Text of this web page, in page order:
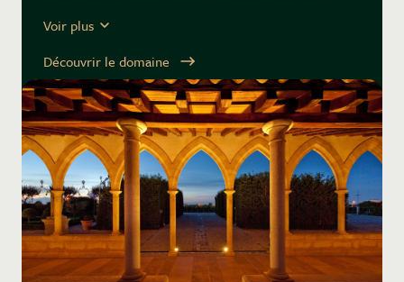
la saga de Château La Mission Haut-Brion Blanc.
Voir plus
Découvrir le domaine